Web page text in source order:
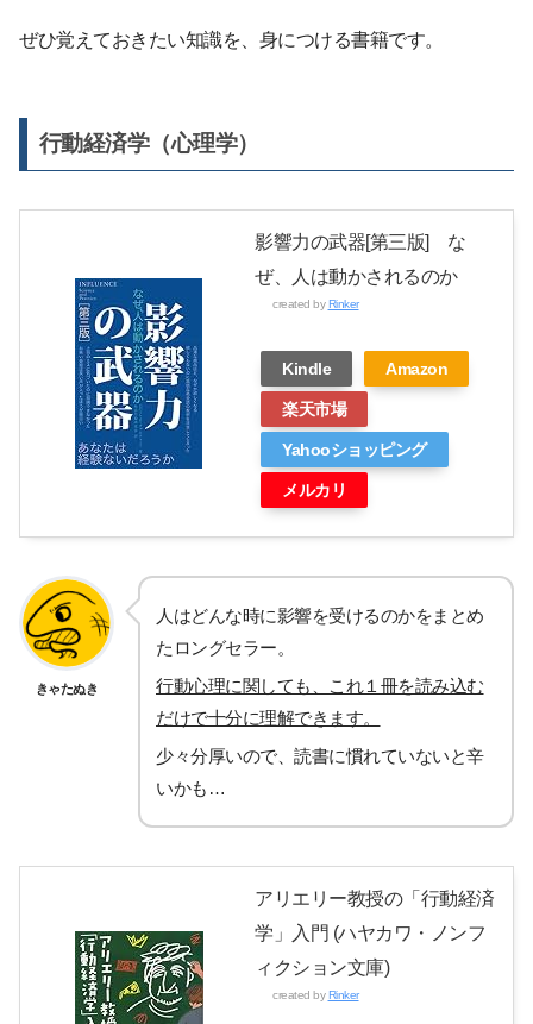
ぜひ覚えておきたい知識を、身につける書籍です。
行動経済学（心理学）
影響力の武器[第三版] な
ぜ、人は動かされるのか
created byRinker
Kindle Amazon
楽天市場
Yahooショッピング
メルカリ
きゃたぬき
人はどんな時に影響を受けるのかをまとめ
たロングセラー。
行動心理に関しても、これ１冊を読み込む
だけで十分に理解できます。
少々分厚いので、読書に慣れていないと辛
いかも…
アリエリー教授の「行動経済
学」入門 (ハヤカワ・ノンフ
ィクション文庫)
created byRinker